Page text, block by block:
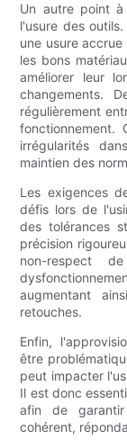
Un autre point
l'usure des
une usure
les bons
améliorer leur
changements.
régulièrement
fonctionnement.
irrégularités
maintien des
Les exigences
défis lors de
des tolérances
précision
non-respect
augmentant
retouches.
Enfin,
être
peut impacter
Il est donc
afin de
cohérent,